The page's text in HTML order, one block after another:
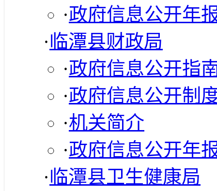
·政府信息公开年
·临潭县财政局
·政府信息公开指
·政府信息公开制
·机关简介
·政府信息公开年
·临潭县卫生健康局